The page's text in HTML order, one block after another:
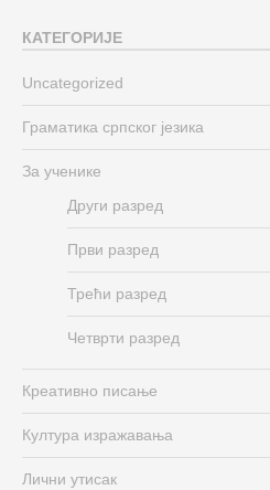
КАТЕГОРИЈЕ
Uncategorized
Граматика српског језика
За ученике
Други разред
Први разред
Трећи разред
Четврти разред
Креативно писање
Култура изражавања
Лични утисак